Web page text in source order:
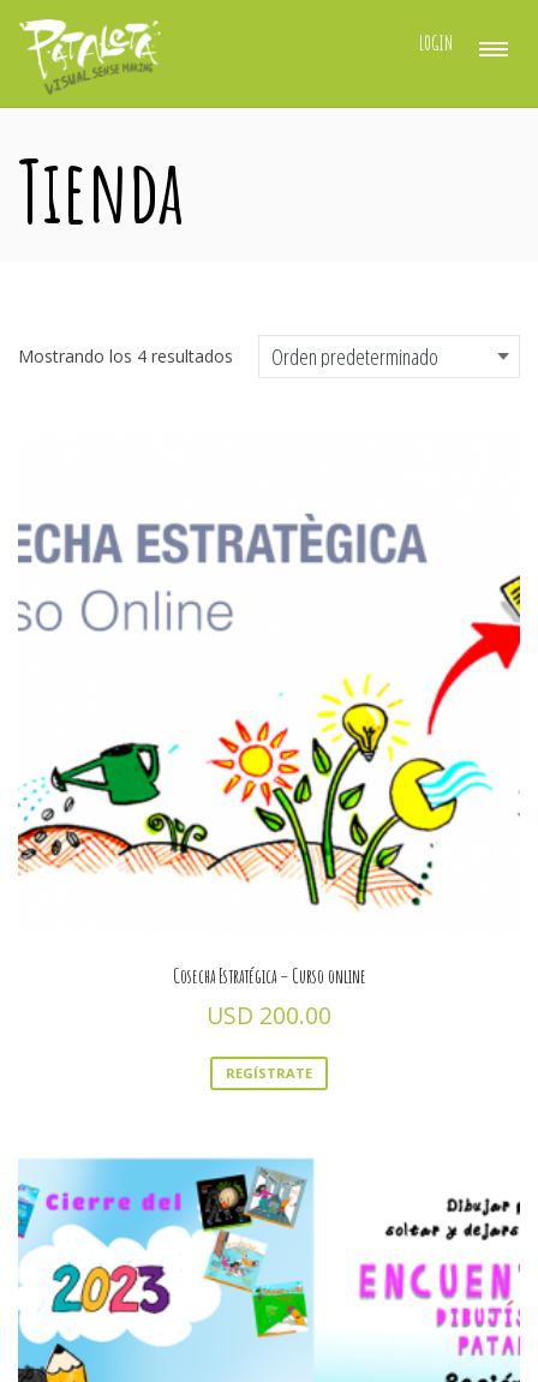
LOGIN
Tienda
Mostrando los 4 resultados
Cosecha Estratégica – Curso online
USD 200.00
REGÍSTRATE